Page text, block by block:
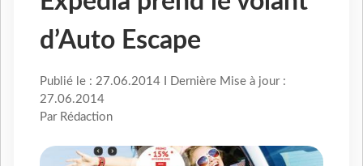
d’Auto Escape
Publié le : 27.06.2014 I Dernière Mise à jour :
27.06.2014
Par Rédaction